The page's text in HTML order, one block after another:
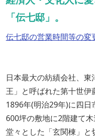
「伝七邸」。
伝七邸の営業時間等の変
日本最大の紡績会社、
王」と呼ばれた第十世伊
1896年(明治29年)に四
600坪の敷地に2階建て
堂々とした「玄関棟」